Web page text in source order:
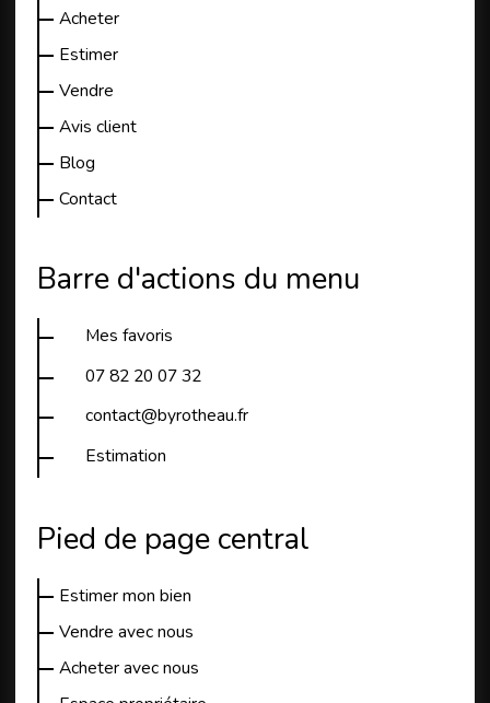
Acheter
Estimer
Vendre
Avis client
Blog
Contact
Barre d'actions du menu
Mes favoris
07 82 20 07 32
contact@byrotheau.fr
Estimation
Pied de page central
Estimer mon bien
Vendre avec nous
Acheter avec nous